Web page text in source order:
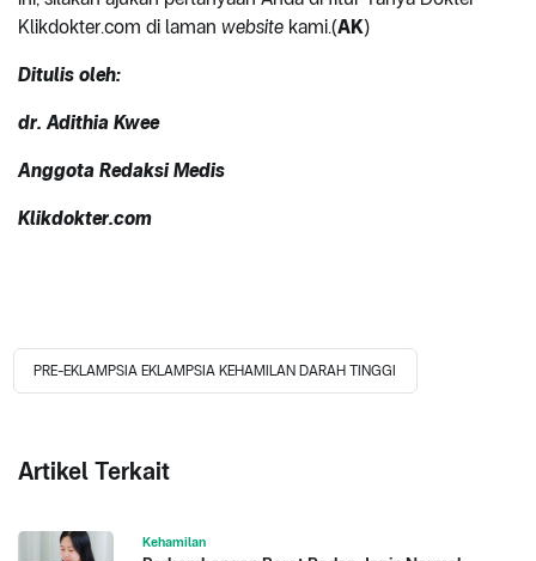
Klikdokter.com di laman website kami.(AK)
Ditulis oleh:
dr. Adithia Kwee
Anggota Redaksi Medis
Klikdokter.com
PRE-EKLAMPSIA EKLAMPSIA KEHAMILAN DARAH TINGGI
Artikel Terkait
Kehamilan